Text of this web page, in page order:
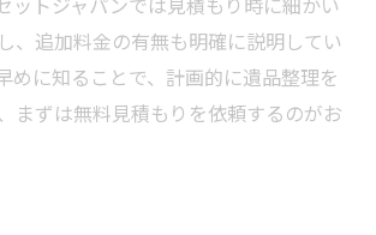
、追加料金の有無も明確に説明してい
めに知ることで、計画的に遺品整理を
まずは無料見積もりを依頼するのがお